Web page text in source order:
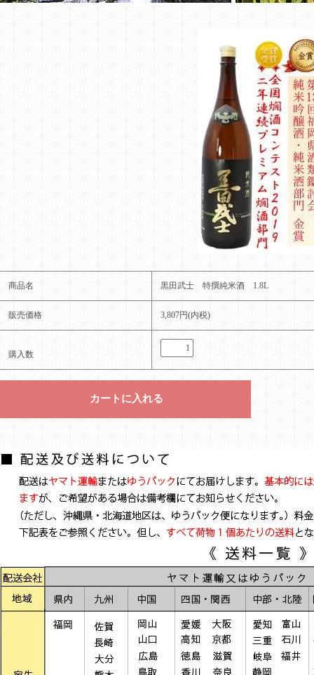
商品名 黒田武士 特撰純米酒 1.8L
販売価格 3,807円(内税)
購入数